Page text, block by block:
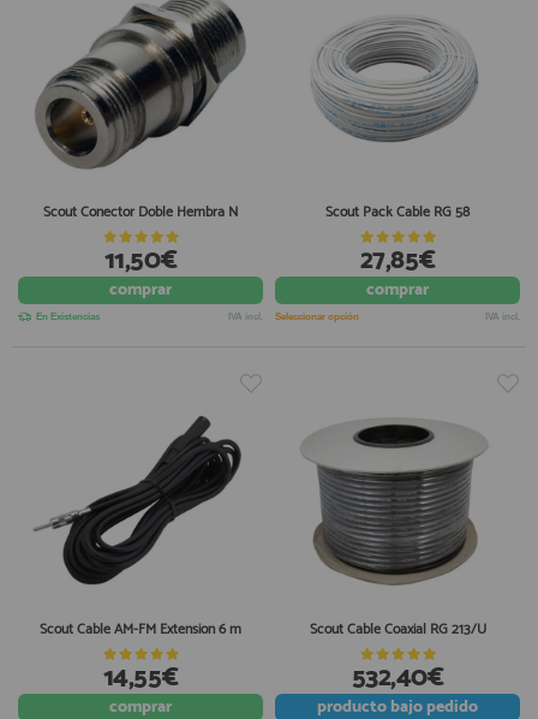
Scout Conector Doble Hembra N
11,50€
comprar
En Existencias IVA incl.
Scout Pack Cable RG 58
27,85€
comprar
Seleccionar opción IVA incl.
Scout Cable AM-FM Extension 6 m
14,55€
comprar
Scout Cable Coaxial RG 213/U
532,40€
productobajo pedido